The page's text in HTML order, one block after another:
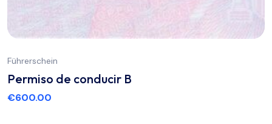
Führerschein
Permiso de conducir B
€600.00